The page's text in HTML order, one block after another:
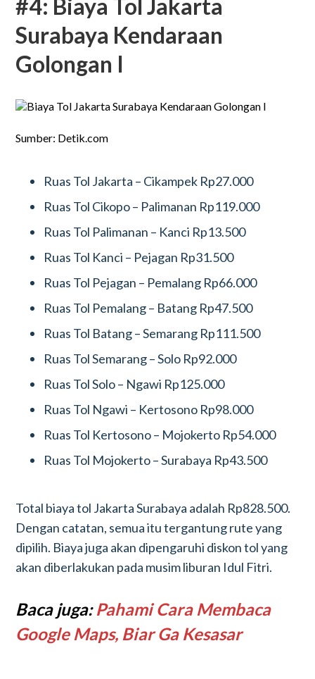
#4: Biaya Tol Jakarta
Surabaya Kendaraan
Golongan I
Sumber: Detik.com
Ruas Tol Jakarta – Cikampek Rp27.000
Ruas Tol Cikopo – Palimanan Rp119.000
Ruas Tol Palimanan – Kanci Rp13.500
Ruas Tol Kanci – Pejagan Rp31.500
Ruas Tol Pejagan – Pemalang Rp66.000
Ruas Tol Pemalang – Batang Rp47.500
Ruas Tol Batang – Semarang Rp111.500
Ruas Tol Semarang – Solo Rp92.000
Ruas Tol Solo – Ngawi Rp125.000
Ruas Tol Ngawi – Kertosono Rp98.000
Ruas Tol Kertosono – Mojokerto Rp54.000
Ruas Tol Mojokerto – Surabaya Rp43.500
Total biaya tol Jakarta Surabaya adalah Rp828.500.
Dengan catatan, semua itu tergantung rute yang
dipilih. Biaya juga akan dipengaruhi diskon tol yang
akan diberlakukan pada musim liburan Idul Fitri.
Baca juga:Pahami Cara Membaca
Google Maps, Biar Ga Kesasar